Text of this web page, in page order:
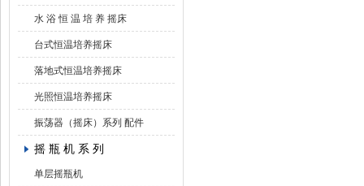
水 浴 恒 温 培 养 摇床
台式恒温培养摇床
落地式恒温培养摇床
光照恒温培养摇床
振荡器（摇床）系列 配件
摇 瓶 机 系 列
单层摇瓶机